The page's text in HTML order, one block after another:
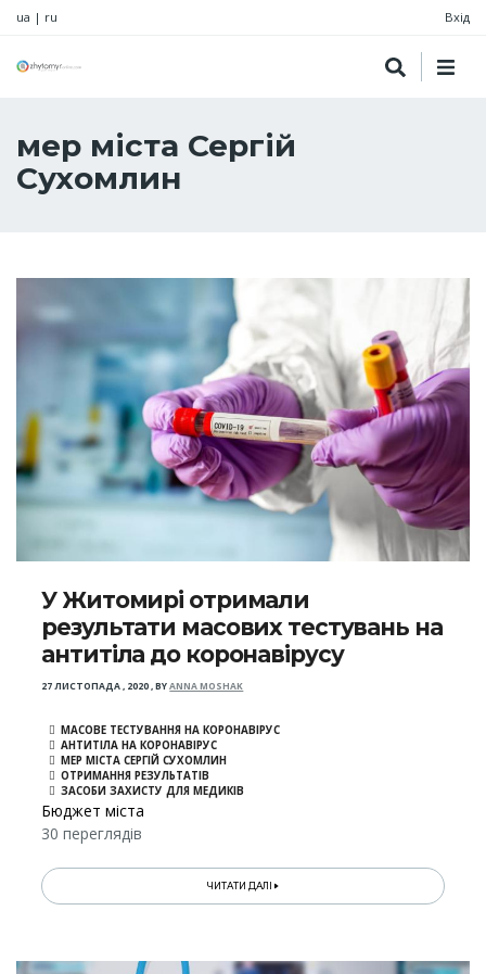
ua | ru Вхід
мер міста Сергій
Сухомлин
У Житомирі отримали
результати масових тестувань на
антитіла до коронавірусу
27 ЛИСТОПАДА , 2020,BYANNA MOSHAK
МАСОВЕ ТЕСТУВАННЯ НА КОРОНАВІРУС
АНТИТІЛА НА КОРОНАВІРУС
МЕР МІСТА СЕРГІЙ СУХОМЛИН
ОТРИМАННЯ РЕЗУЛЬТАТІВ
ЗАСОБИ ЗАХИСТУ ДЛЯ МЕДИКІВ
Бюджет міста
30 переглядів
ЧИТАТИ ДАЛІ